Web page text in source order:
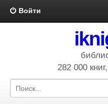
Войти
282 000